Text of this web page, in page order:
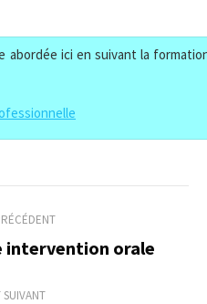
abordée ici en suivant la
Onglet
intervention orale
SUIVANT